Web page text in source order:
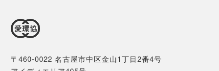
〒460-0022 名古屋市中区金山1丁目2番4号